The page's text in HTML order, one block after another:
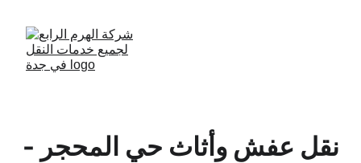
نقل عفش وأثاث حي المحجر -